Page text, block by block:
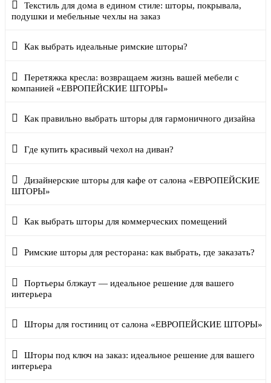
Текстиль для дома в едином стиле: шторы, покрывала,
подушки и мебельные чехлы на заказ
Как выбрать идеальные римские шторы?
Перетяжка кресла: возвращаем жизнь вашей мебели с
компанией «ЕВРОПЕЙСКИЕ ШТОРЫ»
Как правильно выбрать шторы для гармоничного дизайна
Где купить красивый чехол на диван?
Дизайнерские шторы для кафе от салона «ЕВРОПЕЙСКИЕ
ШТОРЫ»
Как выбрать шторы для коммерческих помещений
Римские шторы для ресторана: как выбрать, где заказать?
Портьеры блэкаут — идеальное решение для вашего
интерьера
Шторы для гостиниц от салона «ЕВРОПЕЙСКИЕ ШТОРЫ»
Шторы под ключ на заказ: идеальное решение для вашего
интерьера